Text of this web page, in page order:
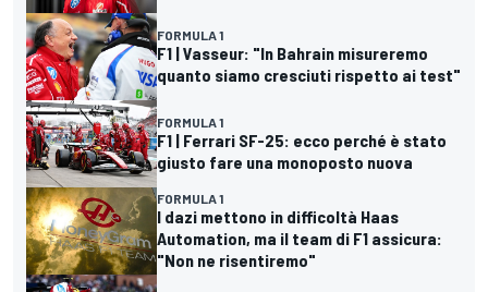
FORMULA 1
F1 | Vasseur: "In Bahrain misureremo
quanto siamo cresciuti rispetto ai test"
FORMULA 1
F1 | Ferrari SF-25: ecco perché è stato
giusto fare una monoposto nuova
FORMULA 1
I dazi mettono in difficoltà Haas
Automation, ma il team di F1 assicura:
"Non ne risentiremo"